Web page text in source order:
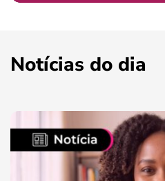
Notícias do dia